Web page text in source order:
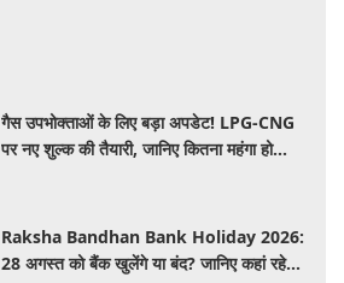
गैस उपभोक्ताओं के लिए बड़ा अपडेट! LPG-CNG
पर नए शुल्क की तैयारी, जानिए कितना महंगा हो
Raksha Bandhan Bank Holiday 2026:
28 अगस्त को बैंक खुलेंगे या बंद? जानिए कहां रहेगी